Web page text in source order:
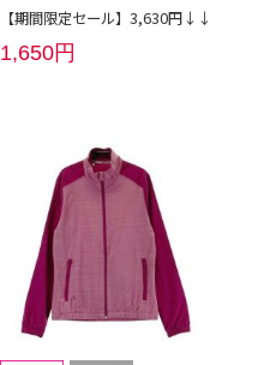
【期間限定セール】3,630円↓↓
1,650円